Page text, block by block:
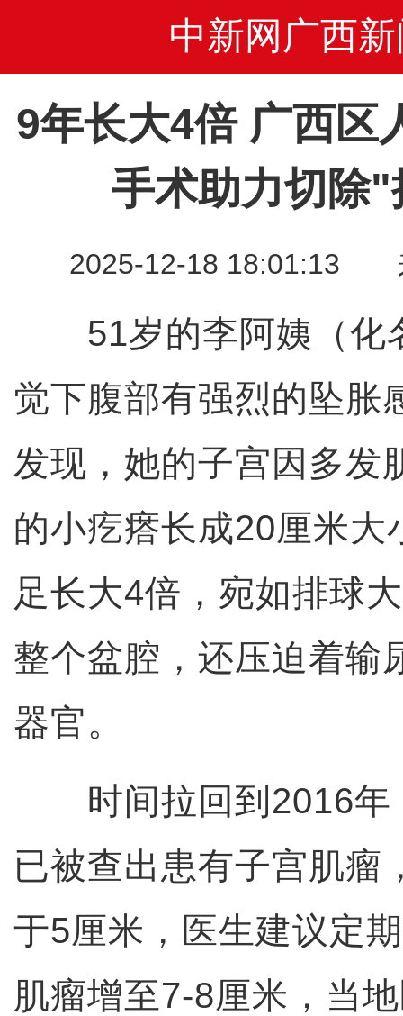
中新网广西新
9年长大4倍 广西区
手术助力切除
2025-12-18 18:01:13
51岁的李阿姨（化
觉下腹部有强烈的坠胀
发现，她的子宫因多发
的小疙瘩长成20厘米大
足长大4倍，宛如排球
整个盆腔，还压迫着输
器官。
时间拉回到2016年
已被查出患有子宫肌瘤
于5厘米，医生建议定
肌瘤增至7-8厘米，当